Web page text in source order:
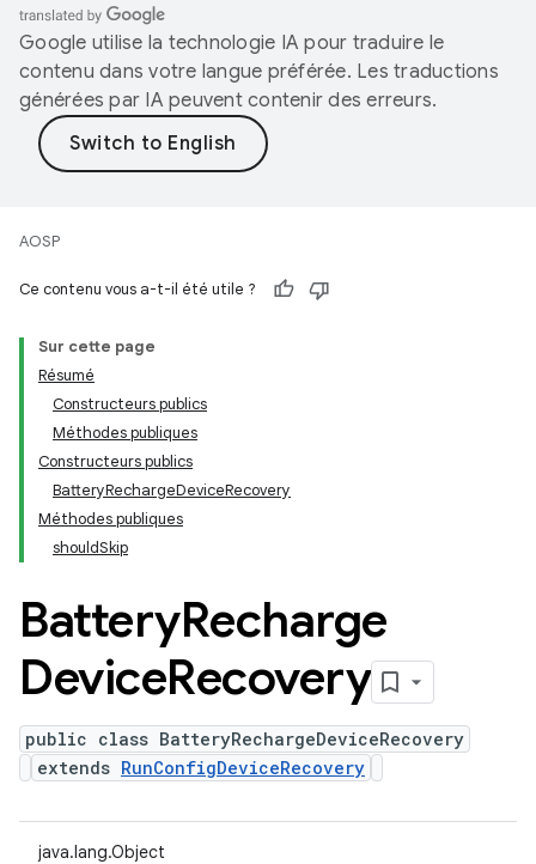
Google utilise la technologie IA pour traduire le
contenu dans votre langue préférée. Les traductions
générées par IA peuvent contenir des erreurs.
AOSP
Ce contenu vous a-t-il été utile ?
Sur cette page
Résumé
Constructeurs publics
Méthodes publiques
Constructeurs publics
BatteryRechargeDeviceRecovery
Méthodes publiques
shouldSkip
BatteryRecharge
DeviceRecovery
public class BatteryRechargeDeviceRecovery
extends RunConfigDeviceRecovery
java.lang.Object